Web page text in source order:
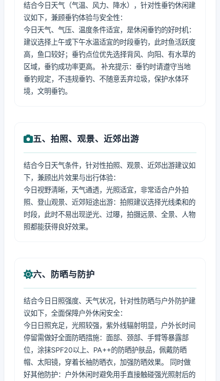
结合今日天气（气温、风力、降水），针对性垂钓休闲建
议如下，兼顾垂钓体验与安全性：
今日天气、气压、温度条件适宜，是休闲垂钓的好时机：
建议选择上午或下午水温适宜的时段垂钓，此时鱼活跃度
高，鱼口较好；垂钓点位优先选择背风、向阳、有水草的
区域，垂钓成功率更高。 补充提示：垂钓时请遵守当地
垂钓规定，不违规垂钓、不随意丢弃垃圾，保护水体环
境，文明垂钓。
五、拍照、观景、近郊出游
结合今日天气条件，针对性拍照、观景、近郊出游建议如
下，兼顾出片效果与出行体验：
今日视野清晰，天气通透，光照适宜，非常适合户外拍
照、登山观景、近郊短途出游：拍照建议选择光线柔和的
时段，此时不易出现逆光、过曝，拍摄远景、全景、人物
照都能获得良好效果。
六、防晒与防护
结合今日日照强度、天气状况，针对性防晒与户外防护建
议如下，全面保障户外休闲安全：
今日日照充足，光照较强，紫外线辐射明显，户外长时间
停留需做好全面防晒措施：面部、颈部、手臂等暴露部
位，涂抹SPF20以上、PA++的防晒护肤品，佩戴防晒
帽、太阳镜，穿着长袖防晒衣，加强防晒效果。 同时做
好其他防护：户外休闲时避免用手直接触碰强光照射后的